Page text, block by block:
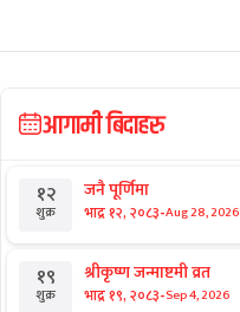
आगामी बिदाहरु
१२
शुक्र
जनै पूर्णिमा
भाद्र १२, २०८३-Aug 28, 2026
१९
शुक्र
श्रीकृष्ण जन्माष्टमी व्रत
भाद्र १९, २०८३-Sep 4, 2026